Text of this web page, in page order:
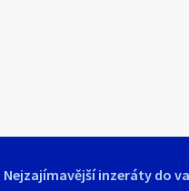
Nejzajímavější inzeráty do